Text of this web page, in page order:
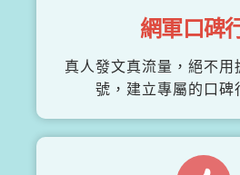
網軍口碑
真人發文真流量，絕不用
號，建立專屬的口碑